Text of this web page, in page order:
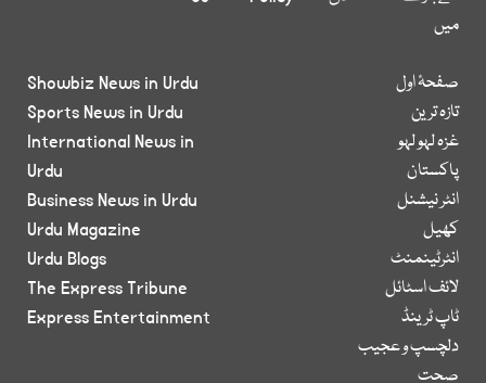
میں
صفحۂ اول
تازہ ترین
غزہ لہو لہو
پاکستان
انٹر نیشنل
کھیل
انٹرٹینمنٹ
لائف اسٹائل
ٹاپ ٹرینڈ
دلچسپ و عجیب
صحت
Showbiz News in Urdu
Sports News in Urdu
International News in
Urdu
Business News in Urdu
Urdu Magazine
Urdu Blogs
The Express Tribune
Express Entertainment